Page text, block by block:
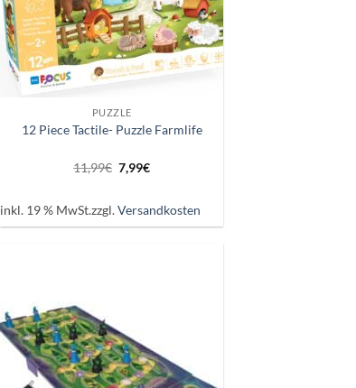
PUZZLE
12 Piece Tactile- Puzzle Farmlife
11,99€ Ursprünglicher
Preis
11,99€
7,99€Aktueller
7,99€.
inkl. 19 % MwSt.zzgl.Versandkosten